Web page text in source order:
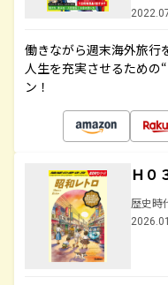
働きながら週末海外旅行
人生を充実させるための
ン！
Ｈ０
歴史時